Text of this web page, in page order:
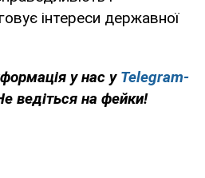
інтереси державної
у нас у Telegram-
ведіться на фейки!